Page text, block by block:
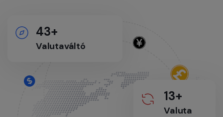
43+
Valutaváltó
13+
Valuta